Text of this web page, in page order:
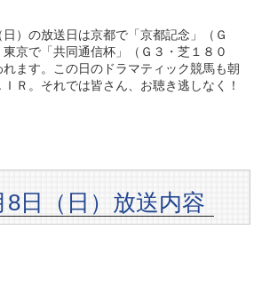
）の放送日は京都で「京都記念」（Ｇ
京で「共同通信杯」（Ｇ３・芝１８０
れます。この日のドラマティック競馬も朝
Ｒ。それでは皆さん、お聴き逃しなく！
8日（日）放送内容